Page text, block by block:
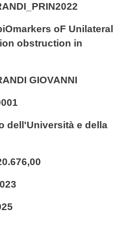
oF Unilateral
obstruction in
GIOVANNI
dell'Università e della